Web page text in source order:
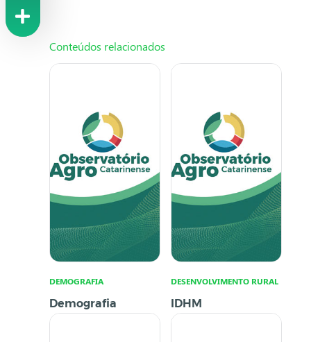
Conteúdos relacionados
DEMOGRAFIA
Demografia
DESENVOLVIMENTO RURAL
IDHM